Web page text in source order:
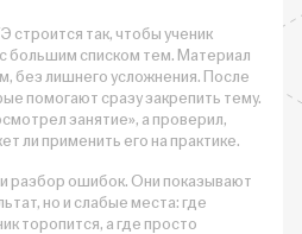
строится так, чтобы ученик
большим списком тем. Материал
без лишнего усложнения. После
помогают сразу закрепить тему.
занятие», а проверил,
ли применить его на практике.
разбор ошибок. Они показывают
но и слабые места: где
торопится, а где просто